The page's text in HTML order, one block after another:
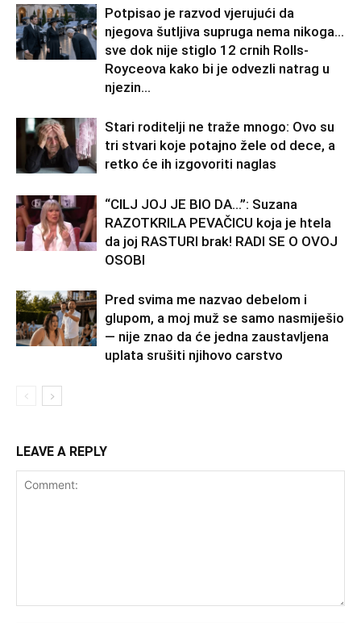
Potpisao je razvod vjerujući da
njegova šutljiva supruga nema nikoga…
sve dok nije stiglo 12 crnih Rolls-
Royceova kako bi je odvezli natrag u
njezin...
Stari roditelji ne traže mnogo: Ovo su
tri stvari koje potajno žele od dece, a
retko će ih izgovoriti naglas
“CILJ JOJ JE BIO DA…”: Suzana
RAZOTKRILA PEVAČICU koja je htela
da joj RASTURI brak! RADI SE O OVOJ
OSOBI
Pred svima me nazvao debelom i
glupom, a moj muž se samo nasmiješio
— nije znao da će jedna zaustavljena
uplata srušiti njihovo carstvo
LEAVE A REPLY